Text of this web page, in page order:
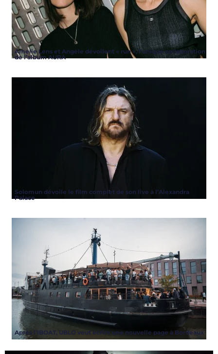
LIRE PLUS
ARTICLES,ARTISTES
ARTISTES
DJS
MUSIQUE,NEWS
MUSIQUE
Amelie Lens et Angèle dévoilent
« run », l’unique collaboration de
l’album AURA
LIRE PLUS